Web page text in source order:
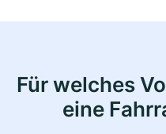
Für welches
eine